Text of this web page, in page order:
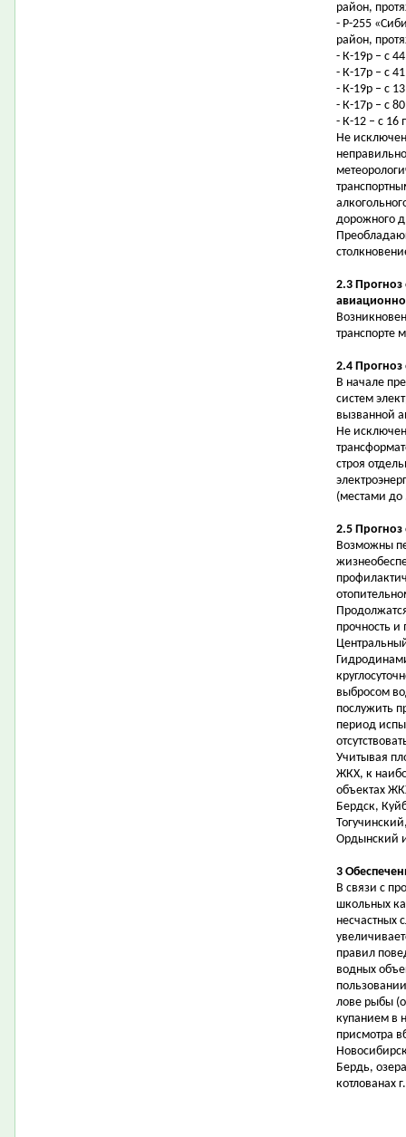
район,
- Р-255
район,
- К-19р – с
- К-17р – с
- К-19р – с
- К-17р – с
- К-12 – с 16
Не
дорожного
2.3
транспорте
2.4 Прогноз
В начале
систем
вызванной
Не
строя
(местами до
2.5 Прогноз
Возможны
прочность
выбросом
послужить
период
Учитывая
ЖКХ, к
объектах
Бердск,
Ордынский
3
В связи с
школьных
несчастных
правил
водных
лове рыбы
купанием в
присмотра
Бердь,
котлованах